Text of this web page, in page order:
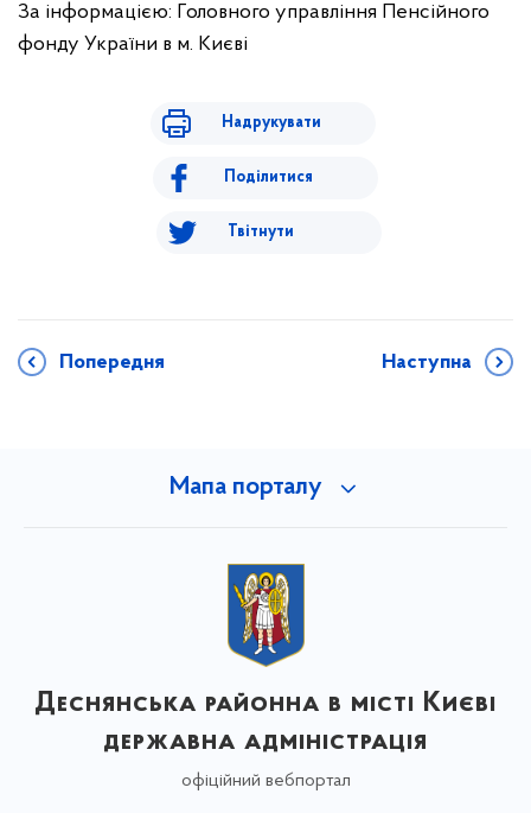
За інформацією: Головного управління Пенсійного
фонду України в м. Києві
Надрукувати
Поділитися
Твітнути
Попередня Наступна
Мапа порталу
Деснянська районна в місті Києві
державна адміністрація
офіційний вебпортал